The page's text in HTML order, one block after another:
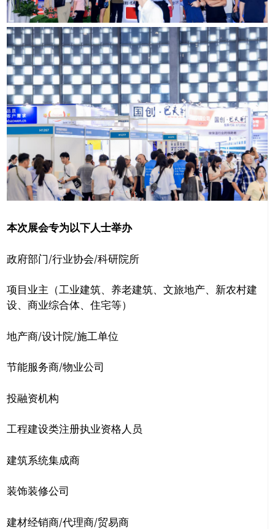
本次展会专为以下人士举办
政府部门/行业协会/科研院所
项目业主（工业建筑、养老建筑、文旅地产、新农村建
设、商业综合体、住宅等）
地产商/设计院/施工单位
节能服务商/物业公司
投融资机构
工程建设类注册执业资格人员
建筑系统集成商
装饰装修公司
建材经销商/代理商/贸易商